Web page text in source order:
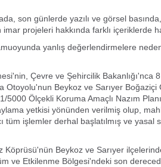
son günlerde yazılı ve görsel
imar projeleri hakkında farklı içeriklerde
yanlış değerlendirmelere
Çevre ve Şehircilik Bakanlığı'nca
Otoyolu'nun Beykoz ve Sarıyer
5000 Ölçekli Koruma Amaçlı Nazım
yetkisi yönünden verilmiş olup,
tüm işlemler derhal başlatılmış ve yasal
Köprüsü'nün Beykoz ve Sarıyer
ve Etkilenme Bölgesi'ndeki son derecede